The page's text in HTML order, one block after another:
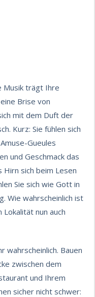
Musik trägt Ihre
Brise von
mit dem Duft der
Kurz: Sie fühlen sich
Gueules
und Geschmack das
sich beim Lesen
Sie sich wie Gott in
Wie wahrscheinlich ist
nun auch
wahrscheinlich. Bauen
zwischen dem
und Ihrem
sicher nicht schwer: